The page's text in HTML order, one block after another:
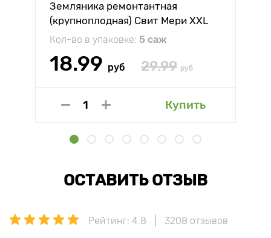
Земляника ремонтантная
(крупноплодная) Свит Мери XXL
Кол-во в упаковке: 5 саж
18.99 руб 29.99 руб
Купить
ОСТАВИТЬ ОТЗЫВ
Рейтинг: 4.8 3208 отзывов